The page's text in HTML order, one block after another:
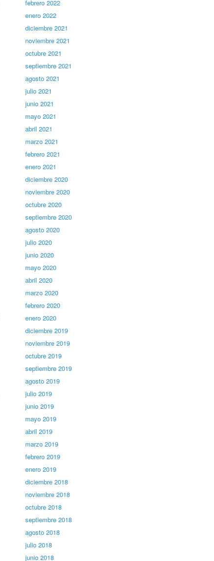
febrero 2022
enero 2022
diciembre 2021
noviembre 2021
octubre 2021
septiembre 2021
agosto 2021
julio 2021
junio 2021
mayo 2021
abril 2021
marzo 2021
febrero 2021
enero 2021
diciembre 2020
noviembre 2020
octubre 2020
septiembre 2020
agosto 2020
julio 2020
junio 2020
mayo 2020
abril 2020
marzo 2020
febrero 2020
enero 2020
diciembre 2019
noviembre 2019
octubre 2019
septiembre 2019
agosto 2019
julio 2019
junio 2019
mayo 2019
abril 2019
marzo 2019
febrero 2019
enero 2019
diciembre 2018
noviembre 2018
octubre 2018
septiembre 2018
agosto 2018
julio 2018
junio 2018